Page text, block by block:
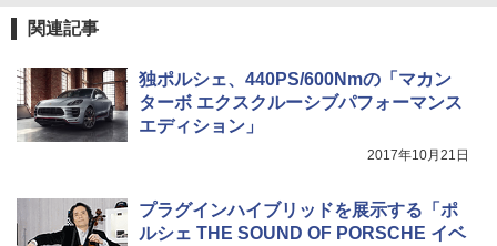
関連記事
独ポルシェ、440PS/600Nmの「マカン
ターボ エクスクルーシブパフォーマンス
エディション」
2017年10月21日
プラグインハイブリッドを展示する「ポ
ルシェ THE SOUND OF PORSCHE イベ